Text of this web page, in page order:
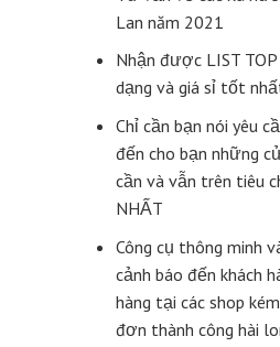
Lan năm 2021
Nhận được LIST
dạng và giá sỉ tốt
Chỉ cần bạn nói yêu
đến cho bạn những
cần và vẫn trên tiêu
NHẤT
Công cụ thông minh
cảnh báo đến khách
hàng tại các shop
đơn thành công hài